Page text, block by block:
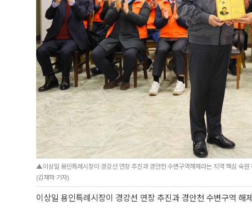
▲이상일 용인특례시장이 경강선 연장 추진과 경안천 수변구역해제라는 지역 핵심 숙
(김재학 기자)
이상일 용인특례시장이 경강선 연장 추진과 경안천 수변구역 해